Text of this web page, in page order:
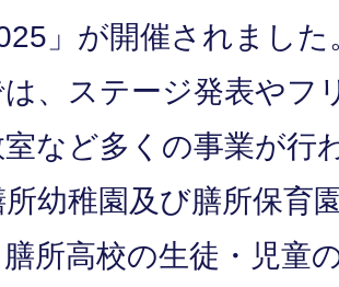
」が開催されました
、ステージ発表やフ
室など多くの事業が行
幼稚園及び膳所保育
所高校の生徒・児童